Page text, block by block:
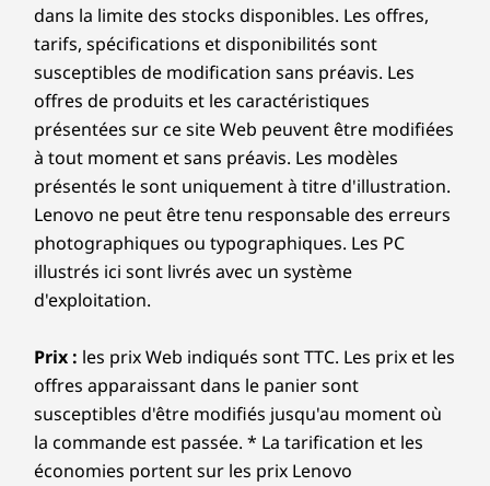
dans la limite des stocks disponibles. Les offres,
tarifs, spécifications et disponibilités sont
susceptibles de modification sans préavis. Les
offres de produits et les caractéristiques
présentées sur ce site Web peuvent être modifiées
à tout moment et sans préavis. Les modèles
présentés le sont uniquement à titre d'illustration.
Lenovo ne peut être tenu responsable des erreurs
photographiques ou typographiques. Les PC
illustrés ici sont livrés avec un système
d'exploitation.
Prix : les prix Web indiqués sont TTC. Les prix et les
offres apparaissant dans le panier sont
susceptibles d'être modifiés jusqu'au moment où
la commande est passée. * La tarification et les
économies portent sur les prix Lenovo